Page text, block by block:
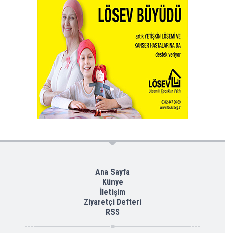
Ana Sayfa
Künye
İletişim
Ziyaretçi Defteri
RSS